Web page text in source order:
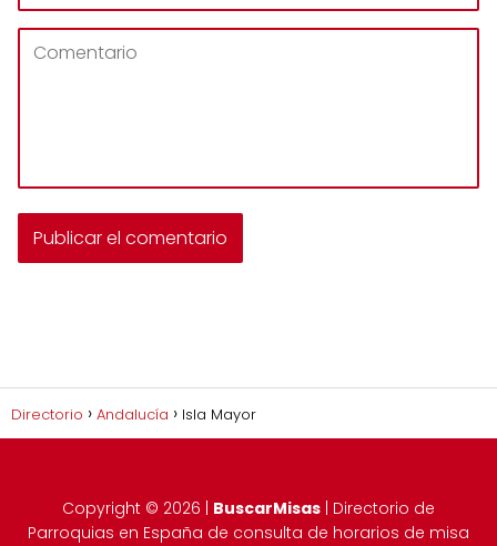
Directorio Andalucía Isla Mayor
Copyright © 2026 BuscarMisas | Directorio de
Parroquias en España de consulta de horarios de misa